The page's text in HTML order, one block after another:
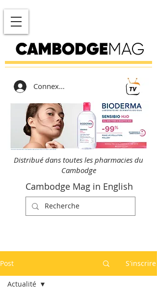
Connexion
Distribué dans toutes les pharmacies du
Cambodge
Cambodge Mag in English
Post S'inscrire
Actualité